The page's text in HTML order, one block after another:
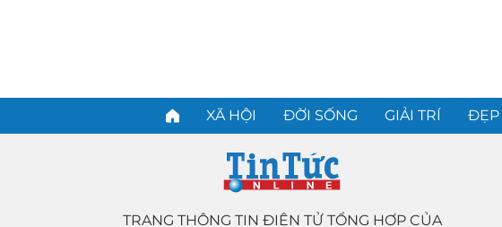
XÃ HỘI ĐỜI SỐNG GIẢI TRÍ ĐẸP
TRANG THÔNG TIN ĐIỆN TỬ TỔNG HỢP CỦA